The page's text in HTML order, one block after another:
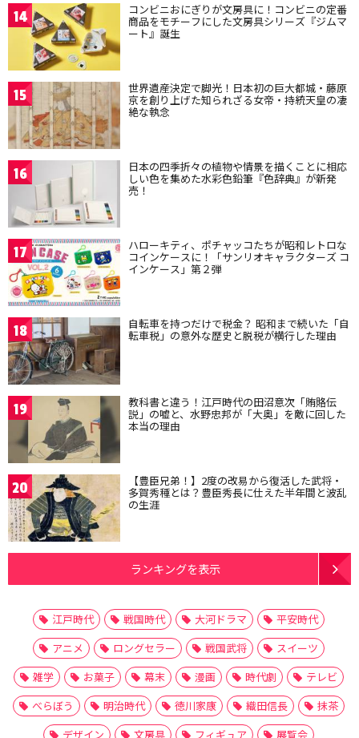
14 コンビニおにぎりが文房具に！コンビニの定番
商品をモチーフにした文房具シリーズ『ジムマ
ート』誕生
15 世界遺産決定で脚光！日本初の巨大都城・藤原
京を創り上げた知られざる女帝・持統天皇の凄
絶な執念
16 日本の四季折々の植物や情景を描くことに相応
しい色を集めた水彩色鉛筆『色辞典』が新発
売！
17 ハローキティ、ポチャッコたちが昭和レトロな
コインケースに！「サンリオキャラクターズ コ
インケース」第２弾
18 自転車を持つだけで税金？ 昭和まで続いた「自
転車税」の意外な歴史と脱税が横行した理由
19 教科書と違う！江戸時代の田沼意次「賄賂伝
説」の嘘と、水野忠邦が「大奥」を敵に回した
本当の理由
20 【豊臣兄弟！】2度の改易から復活した武将・
多賀秀種とは？豊臣秀長に仕えた半年間と波乱
の生涯
ランキングを表示
江戸時代 戦国時代 大河ドラマ
平安時代
アニメ
ロングセラー 戦国武将
スイーツ
雑学
お菓子 幕末 漫画 時代劇
テレビ
べらぼう
明治時代 徳川家康 織田信長
抹茶
デザイン
文房具 フィギュア
展覧会